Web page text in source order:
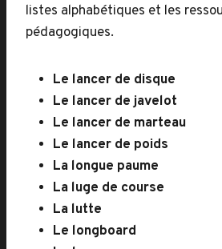
listes alphabétiques et les
pédagogiques.
Le lancer de disque
Le lancer de javelot
Le lancer de marteau
Le lancer de poids
La longue paume
La luge de course
La lutte
Le longboard